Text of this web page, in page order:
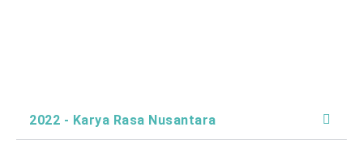
2022 - Karya Rasa Nusantara